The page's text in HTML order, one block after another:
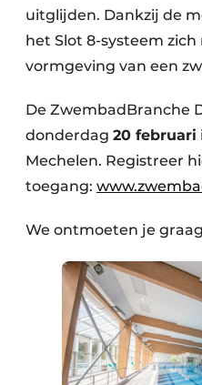
uitglijden. Dankzij de
het Slot 8-systeem
vormgeving van een
De ZwembadBranche
donderdag 20 februari
Mechelen. Registreer
toegang:
We ontmoeten je